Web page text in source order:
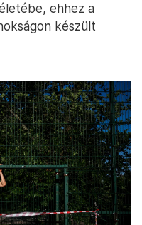
ehhez a
készült